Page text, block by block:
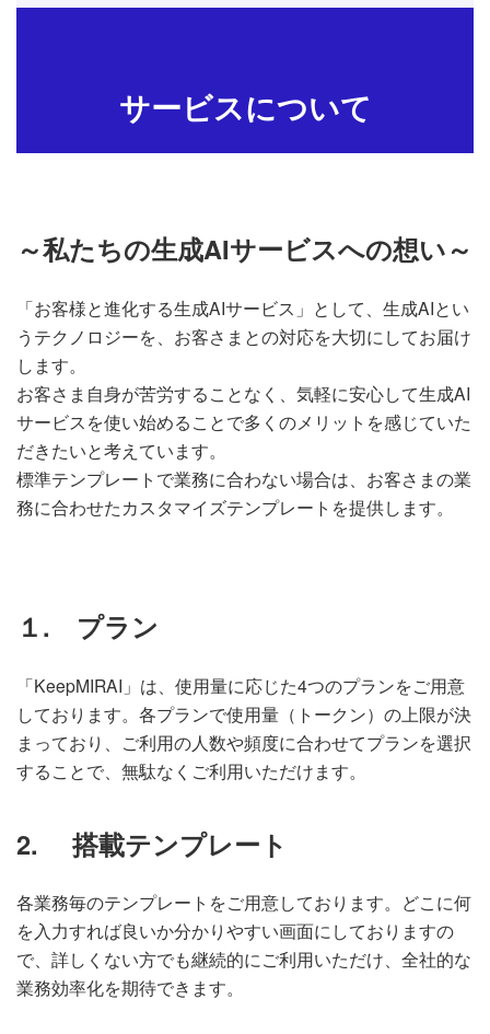
サービスについて
～私たちの生成AIサービスへの想い～
「お客様と進化する生成AIサービス」として、生成AIとい
うテクノロジーを、お客さまとの対応を大切にしてお届け
します。
お客さま自身が苦労することなく、気軽に安心して生成AI
サービスを使い始めることで多くのメリットを感じていた
だきたいと考えています。
標準テンプレートで業務に合わない場合は、お客さまの業
務に合わせたカスタマイズテンプレートを提供します。
１. プラン
「KeepMIRAI」は、使用量に応じた4つのプランをご用意
しております。各プランで使用量（トークン）の上限が決
まっており、ご利用の人数や頻度に合わせてプランを選択
することで、無駄なくご利用いただけます。
2. 搭載テンプレート
各業務毎のテンプレートをご用意しております。どこに何
を入力すれば良いか分かりやすい画面にしておりますの
で、詳しくない方でも継続的にご利用いただけ、全社的な
業務効率化を期待できます。